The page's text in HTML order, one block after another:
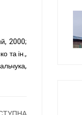
2000;
та ін.,